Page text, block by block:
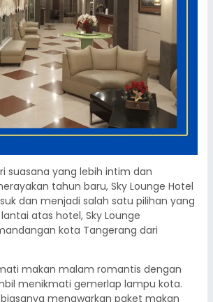
suasana yang lebih intim dan
tahun baru, Sky Lounge Hotel
dan menjadi salah satu pilihan yang
atas hotel, Sky Lounge
kota Tangerang dari
makan malam romantis dengan
menikmati gemerlap lampu kota.
biasanya menawarkan paket makan